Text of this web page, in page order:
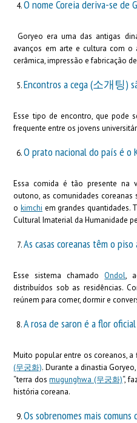
O nome Coreia deriva-se de
Goryeo era uma das antigas
avanços em arte e cultura com o
cerâmica, impressão e fabricação
Encontros a cega (소개팅)
Esse tipo de encontro, que pode
frequente entre os jovens
O prato nacional do país é o
Essa comida é tão presente na
outono, as comunidades coreanas
o kimchi em grandes quantidades.
Cultural Imaterial da Humanidade
As casas coreanas têm o piso
Esse sistema chamadoOndol,
distribuídos sob as residências.
reúnem para comer, dormir e
A rosa de saron é a flor
Muito popular entre os coreanos,
(무궁화). Durante a dinastia
“terra dosmugunghwa (무궁화)“,
história coreana.
Os sobrenomes mais comuns